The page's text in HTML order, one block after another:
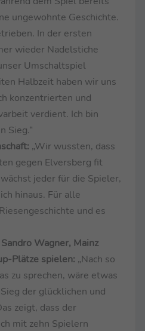
ungewohnte Geschichte.
In der ersten
wieder Nadelstiche
Umschaltspiel
Halbzeit haben wir uns
konzentrierten und
verdient. Ich bin
Sieg.“
„Wir wussten, dass
gegen Elversberg fit
jeder für die Spieler,
hinaus. Für alle
und es
Wagner, Mainz
Plätze spielen: „Nach so
zu sprechen, wäre etwas
der glücklichen und
zeigt, dass der
mit zehn Spielern